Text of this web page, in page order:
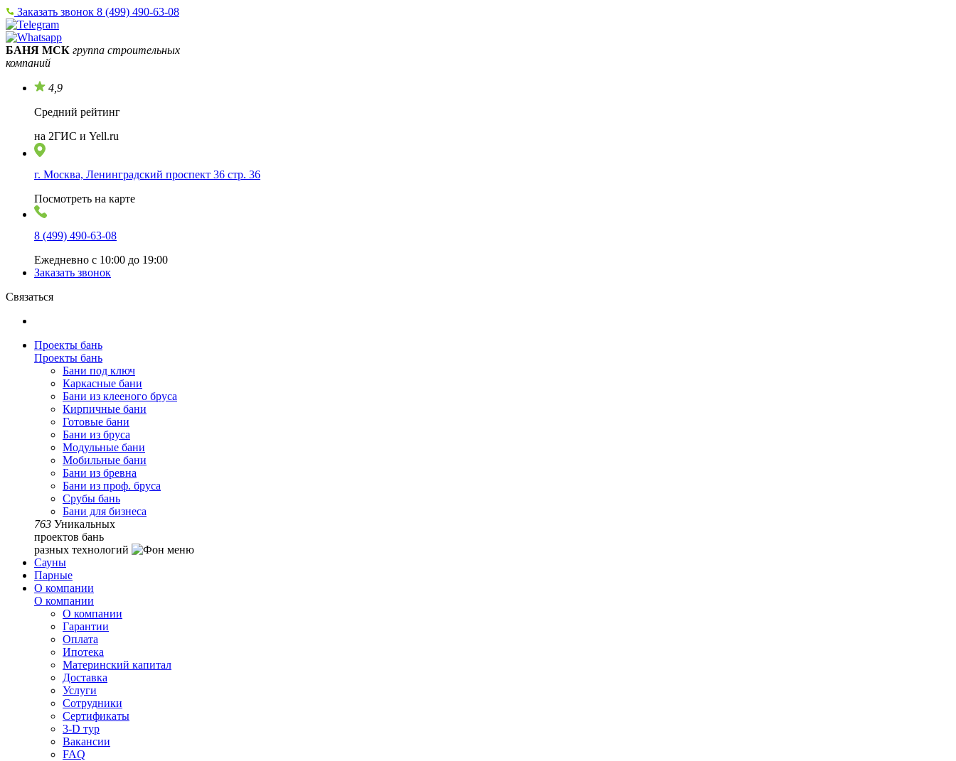
Заказать звонок 8 (499) 490-63-08
БАНЯ МСК группа строительных
компаний
4,9
Средний рейтинг
на 2ГИС и Yell.ru
г. Москва, Ленинградский проспект 36 стр. 36
Посмотреть на карте
8 (499) 490-63-08
Ежедневно с 10:00 до 19:00
Заказать звонок
Связаться
Проекты бань
Проекты бань
Бани под ключ
Каркасные бани
Бани из клееного бруса
Кирпичные бани
Готовые бани
Бани из бруса
Модульные бани
Мобильные бани
Бани из бревна
Бани из проф. бруса
Срубы бань
Бани для бизнеса
763 Уникальных
проектов бань
разных технологий
Сауны
Парные
О компании
О компании
О компании
Гарантии
Оплата
Ипотека
Материнский капитал
Доставка
Услуги
Сотрудники
Сертификаты
3-D тур
Вакансии
FAQ